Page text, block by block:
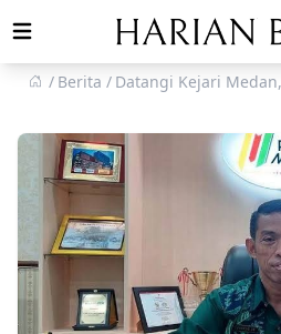
Open main menu
Berita
Datangi Kejari